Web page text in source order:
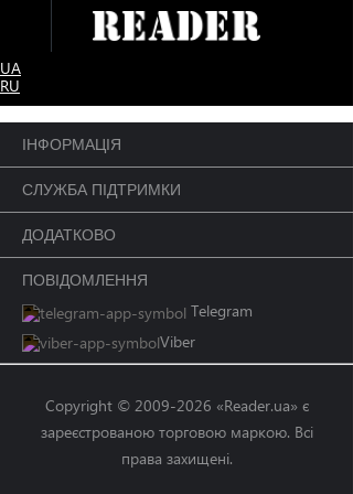
UA
RU
ІНФОРМАЦІЯ
СЛУЖБА ПІДТРИМКИ
ДОДАТКОВО
ПОВІДОМЛЕННЯ
Telegram
Viber
Copyright © 2009-2026 «Reader.ua» є
зареєстрованою торговою маркою. Всі
права захищені.